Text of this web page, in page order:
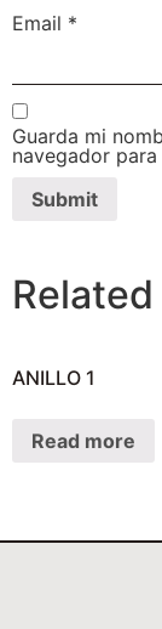
Email *
Guarda mi
navegador
ANILLO 1
Read more